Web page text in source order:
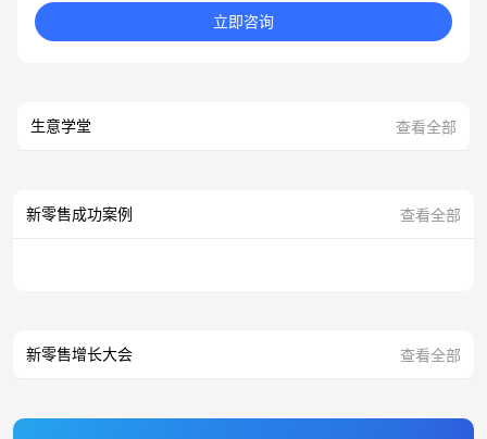
立即咨询
生意学堂 查看全部
新零售成功案例 查看全部
新零售增长大会 查看全部